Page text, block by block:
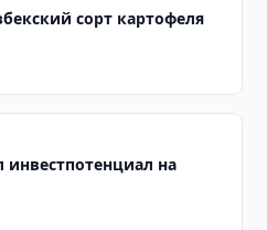
сорт картофеля
инвестпотенциал на